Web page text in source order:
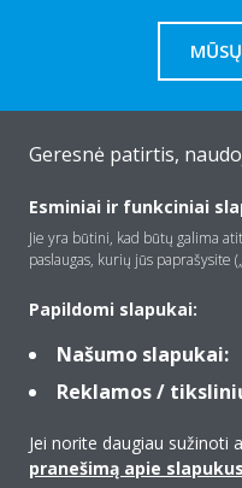
Apie Daikin
Kontaktas
Produktai
Geresnė patirtis,
Esminiai ir funkciniai
Jie yra būtini, kad būtų galima
paslaugas, kurių jūs paprašysite
Papildomi slapukai:
Našumo slapukai:
Reklamos /
Jei norite daugiau sužinoti
pranešimą apie slapukus